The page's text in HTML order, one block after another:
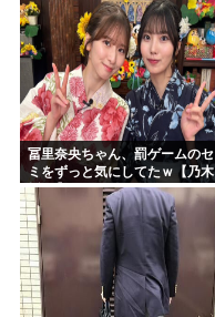
冨里奈央ちゃん、罰ゲームのセ
ミをずっと気にしてたｗ【乃木
坂46】